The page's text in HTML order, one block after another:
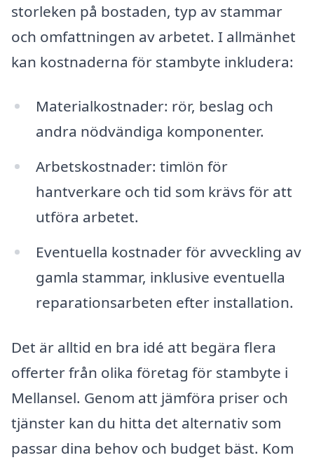
storleken på bostaden, typ av stammar
och omfattningen av arbetet. I allmänhet
kan kostnaderna för stambyte inkludera:
Materialkostnader: rör, beslag och
andra nödvändiga komponenter.
Arbetskostnader: timlön för
hantverkare och tid som krävs för att
utföra arbetet.
Eventuella kostnader för avveckling av
gamla stammar, inklusive eventuella
reparationsarbeten efter installation.
Det är alltid en bra idé att begära flera
offerter från olika företag för stambyte i
Mellansel. Genom att jämföra priser och
tjänster kan du hitta det alternativ som
passar dina behov och budget bäst. Kom